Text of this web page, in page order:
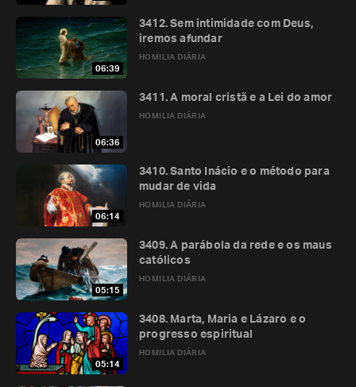
06:39
HOMILIA DIÁRIA
3412. Sem intimidade com Deus,
iremos afundar
06:36
HOMILIA DIÁRIA
3411. A moral cristã e a Lei do amor
06:14
HOMILIA DIÁRIA
3410. Santo Inácio e o método para
mudar de vida
05:15
HOMILIA DIÁRIA
3409. A parábola da rede e os maus
católicos
05:14
HOMILIA DIÁRIA
3408. Marta, Maria e Lázaro e o
progresso espiritual